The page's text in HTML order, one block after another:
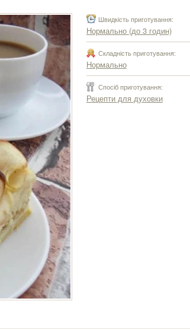
Швидкість приготування:
Нормально (до 3 годин)
Складність приготування:
Нормально
Спосіб приготування:
Рецепти для духовки